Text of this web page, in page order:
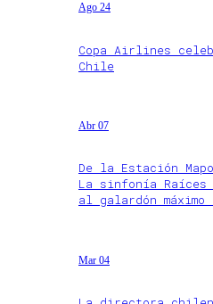
Ago 24
Copa Airlines
Chile
Abr 07
De la Estación
La sinfonía
al galardón
Mar 04